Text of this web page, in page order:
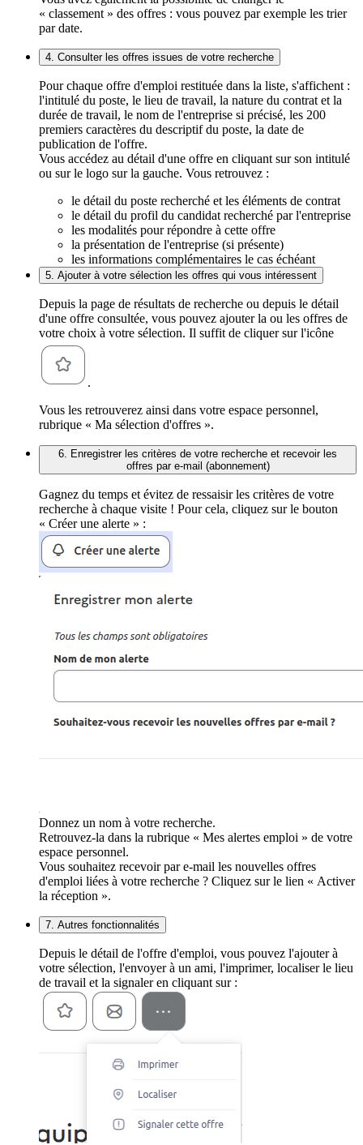
« classement » des offres : vous pouvez par exemple les trier
par date.
4. Consulter les offres issues de votre recherche
Pour chaque offre d'emploi restituée dans la liste, s'affichent :
l'intitulé du poste, le lieu de travail, la nature du contrat et la
durée de travail, le nom de l'entreprise si précisé, les 200
premiers caractères du descriptif du poste, la date de
publication de l'offre.
Vous accédez au détail d'une offre en cliquant sur son intitulé
ou sur le logo sur la gauche. Vous retrouvez :
le détail du poste recherché et les éléments de contrat
le détail du profil du candidat recherché par l'entreprise
les modalités pour répondre à cette offre
la présentation de l'entreprise (si présente)
les informations complémentaires le cas échéant
5. Ajouter à votre sélection les offres qui vous intéressent
Depuis la page de résultats de recherche ou depuis le détail
d'une offre consultée, vous pouvez ajouter la ou les offres de
votre choix à votre sélection. Il suffit de cliquer sur l'icône
.
Vous les retrouverez ainsi dans votre espace personnel,
rubrique « Ma sélection d'offres ».
6. Enregistrer les critères de votre recherche et recevoir les
offres par e-mail (abonnement)
Gagnez du temps et évitez de ressaisir les critères de votre
recherche à chaque visite ! Pour cela, cliquez sur le bouton
« Créer une alerte » :
Donnez un nom à votre recherche.
Retrouvez-la dans la rubrique « Mes alertes emploi » de votre
espace personnel.
Vous souhaitez recevoir par e-mail les nouvelles offres
d'emploi liées à votre recherche ? Cliquez sur le lien « Activer
la réception ».
7. Autres fonctionnalités
Depuis le détail de l'offre d'emploi, vous pouvez l'ajouter à
votre sélection, l'envoyer à un ami, l'imprimer, localiser le lieu
de travail et la signaler en cliquant sur :